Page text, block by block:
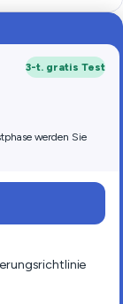
3-t. gratis Test
werden Sie